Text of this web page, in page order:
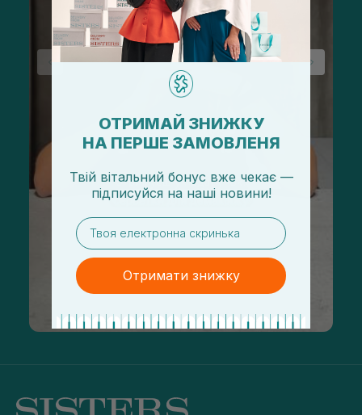
ОТРИМАЙ ЗНИЖКУ
НА ПЕРШЕ ЗАМОВЛЕНЯ
Твій вітальний бонус вже чекає —
підписуйся на наші новини!
email
Отримати знижку